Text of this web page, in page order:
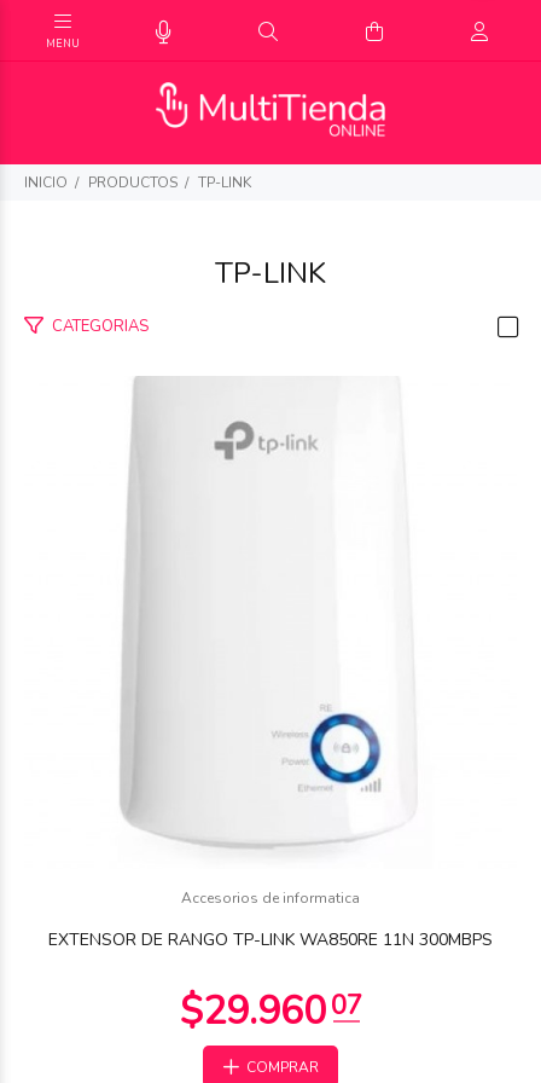
INICIO PRODUCTOS TP-LINK
TP-LINK
CATEGORIAS
Accesorios de informatica
EXTENSOR DE RANGO TP-LINK WA850RE 11N 300MBPS
COMPRAR